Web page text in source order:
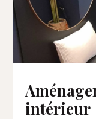
intérieur